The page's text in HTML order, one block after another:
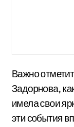
Важно
Задорнова,
имела свои
эти события